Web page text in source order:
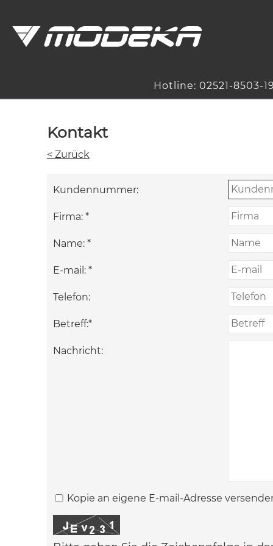
Hotline: 02521-8503-
Kontakt
< Zurück
Kundennummer:
Firma: *
Name: *
E-mail: *
Telefon:
Betreff:*
Nachricht:
Kopie an eigene E-mail-Adresse